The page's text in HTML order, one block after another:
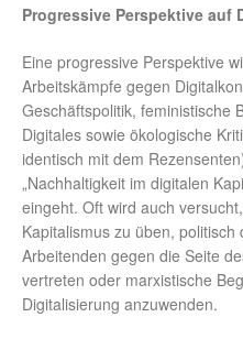
Progressive Perspektive auf
Eine progressive Perspektive
Arbeitskämpfe gegen
Geschäftspolitik, feministische
Digitales sowie ökologische
identisch mit dem
„Nachhaltigkeit im digitalen
eingeht. Oft wird auch
Kapitalismus zu üben, politisch
Arbeitenden gegen die Seite
vertreten oder marxistische
Digitalisierung anzuwenden.